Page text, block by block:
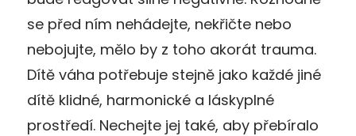
se před ním nehádejte, nekřičte nebo
nebojujte, mělo by z toho akorát trauma.
Dítě váha potřebuje stejně jako každé jiné
dítě klidné, harmonické a láskyplné
prostředí. Nechejte jej také, aby přebíralo